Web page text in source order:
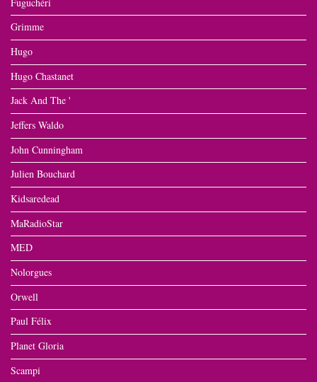
Grimme
Hugo
Hugo Chastanet
Jack And The '
Jeffers Waldo
John Cunningham
Julien Bouchard
Kidsaredead
MaRadioStar
MED
Nolorgues
Orwell
Paul Félix
Planet Gloria
Scampi